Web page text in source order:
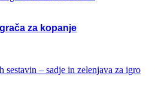
za kopanje